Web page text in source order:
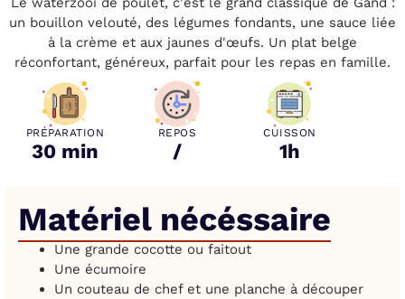
un bouillon velouté, des légumes fondants, une sauce liée
à la crème et aux jaunes d'œufs. Un plat belge
réconfortant, généreux, parfait pour les repas en famille.
PRÉPARATION
30 min
REPOS
/
CUISSON
1h
Matériel nécéssaire
Une grande cocotte ou faitout
Une écumoire
Un couteau de chef et une planche à découper